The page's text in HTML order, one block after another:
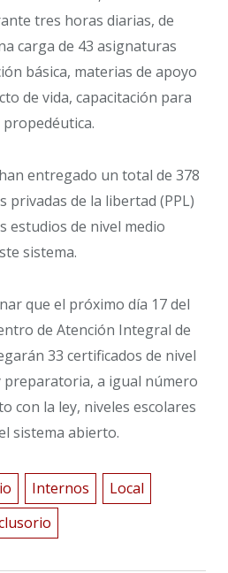
tres horas diarias, de
carga de 43 asignaturas
básica, materias de apoyo
de vida, capacitación para
entregado un total de 378
privadas de la libertad (PPL)
estudios de nivel medio
sistema.
que el próximo día 17 del
de Atención Integral de
33 certificados de nivel
preparatoria, a igual número
con la ley, niveles escolares
sistema abierto.
Internos
Local